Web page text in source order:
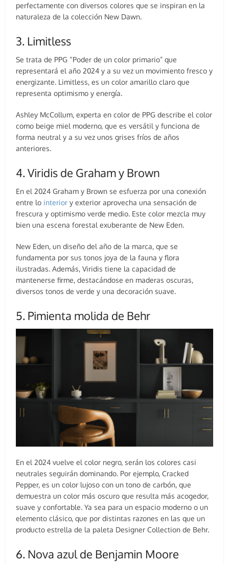
perfectamente con diversos colores que se inspiran en la
naturaleza de la colección New Dawn.
3. Limitless
Se trata de PPG “Poder de un color primario” que
representará el año 2024 y a su vez un movimiento fresco y
energizante. Limitless, es un color amarillo claro que
representa optimismo y energía.
Ashley McCollum, experta en color de PPG describe el color
como beige miel moderno, que es versátil y funciona de
forma neutral y a su vez unos grises fríos de años
anteriores.
4. Viridis de Graham y Brown
En el 2024 Graham y Brown se esfuerza por una conexión
entre lo interior y exterior aprovecha una sensación de
frescura y optimismo verde medio. Este color mezcla muy
bien una escena forestal exuberante de New Eden.
New Eden, un diseño del año de la marca, que se
fundamenta por sus tonos joya de la fauna y flora
ilustradas. Además, Viridis tiene la capacidad de
mantenerse firme, destacándose en maderas oscuras,
diversos tonos de verde y una decoración suave.
5. Pimienta molida de Behr
En el 2024 vuelve el color negro, serán los colores casi
neutrales seguirán dominando. Por ejemplo, Cracked
Pepper, es un color lujoso con un tono de carbón, que
demuestra un color más oscuro que resulta más acogedor,
suave y confortable. Ya sea para un espacio moderno o un
elemento clásico, que por distintas razones en las que un
producto estrella de la paleta Designer Collection de Behr.
6. Nova azul de Benjamin Moore